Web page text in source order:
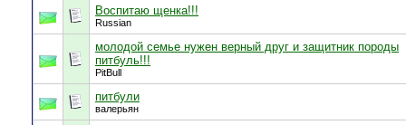
Воспитаю щенка!!!
Russian
молодой семье нужен верный друг и защитник породы
питбуль!!!
PitBull
питбули
валерьян